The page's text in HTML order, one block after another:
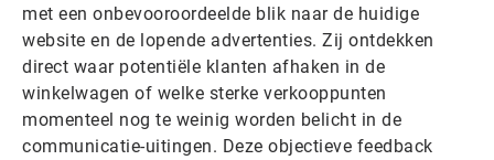
met een onbevooroordeelde blik naar de huidige
website en de lopende advertenties. Zij ontdekken
direct waar potentiële klanten afhaken in de
winkelwagen of welke sterke verkooppunten
momenteel nog te weinig worden belicht in de
communicatie-uitingen. Deze objectieve feedback